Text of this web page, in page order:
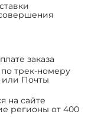
заказа
трек-номеру
или Почты
на сайте
регионы от 400